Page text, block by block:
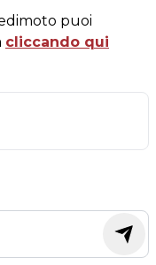
puoi
cliccando qui